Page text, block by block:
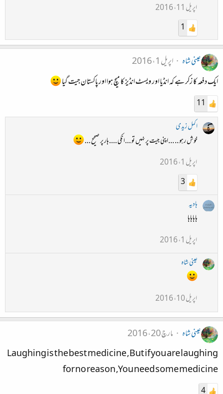
اپریل 11، 2016
1
عینی شاہ
اپریل 1، 2016
ایک دفعہ کا زکر ہے کہ انڈیا اور ویسٹ انڈیز کا میچ ہوا اور پاکستان جیت گیا
11
اکمل زیدی
خوش رہو .. ...اپنی جیت پر نہیں تو ...انکی ....ہار پر صحیح ...
اپریل 1، 2016
3
ہادیہ
ہاہاہاہا
اپریل 1، 2016
عینی شاہ
اپریل 10، 2016
عینی شاہ
مارچ 20، 2016
Laughing is the best medicine ,But if you are laughing
for no reason ,You need some medicine
4